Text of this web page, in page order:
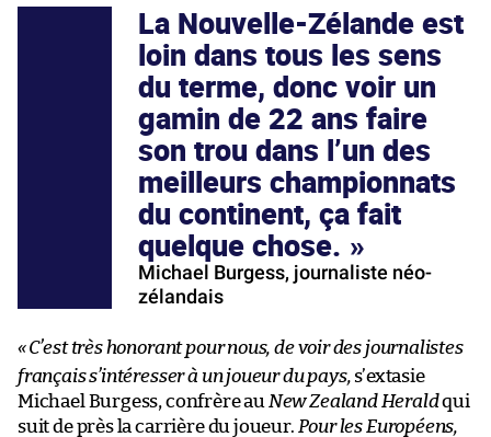
La Nouvelle-Zélande est
loin dans tous les sens
du terme, donc voir un
gamin de 22 ans faire
son trou dans l’un des
meilleurs championnats
du continent, ça fait
quelque chose.
Michael Burgess, journaliste néo-
zélandais
«C’est très honorant pour nous, de voir des journalistes
français s’intéresser à un joueur du pays, s’extasie
Michael Burgess, confrère au New Zealand Heraldqui
suit de près la carrière du joueur. Pour les Européens,